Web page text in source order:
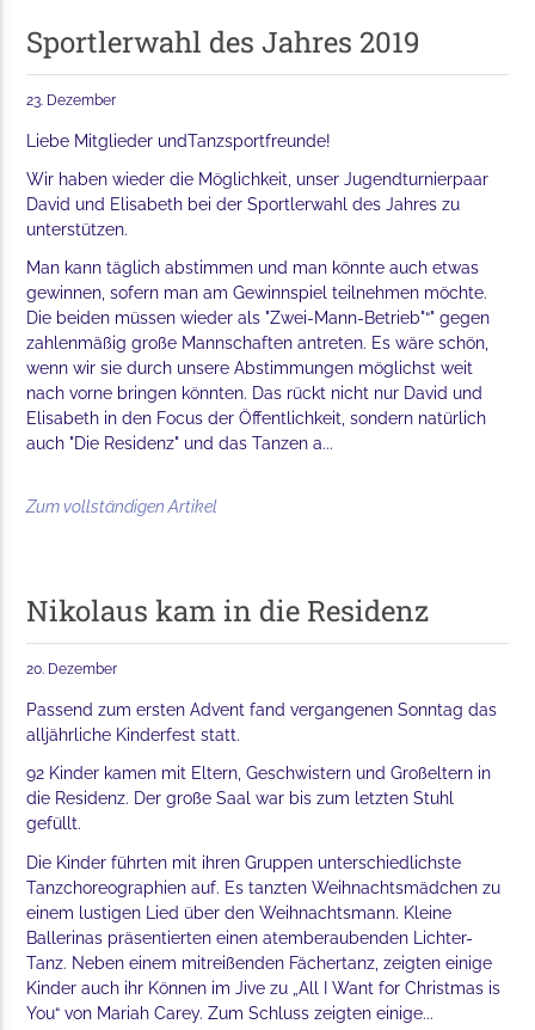
Sportlerwahl des Jahres 2019
23. Dezember
Liebe Mitglieder undTanzsportfreunde!
Wir haben wieder die Möglichkeit, unser Jugendturnierpaar
David und Elisabeth bei der Sportlerwahl des Jahres zu
unterstützen.
Man kann täglich abstimmen und man könnte auch etwas
gewinnen, sofern man am Gewinnspiel teilnehmen möchte.
Die beiden müssen wieder als "Zwei-Mann-Betrieb"“" gegen
zahlenmäßig große Mannschaften antreten. Es wäre schön,
wenn wir sie durch unsere Abstimmungen möglichst weit
nach vorne bringen könnten. Das rückt nicht nur David und
Elisabeth in den Focus der Öffentlichkeit, sondern natürlich
auch "Die Residenz" und das Tanzen a...
Zum vollständigen Artikel
Nikolaus kam in die Residenz
20. Dezember
Passend zum ersten Advent fand vergangenen Sonntag das
alljährliche Kinderfest statt.
92 Kinder kamen mit Eltern, Geschwistern und Großeltern in
die Residenz. Der große Saal war bis zum letzten Stuhl
gefüllt.
Die Kinder führten mit ihren Gruppen unterschiedlichste
Tanzchoreographien auf. Es tanzten Weihnachtsmädchen zu
einem lustigen Lied über den Weihnachtsmann. Kleine
Ballerinas präsentierten einen atemberaubenden Lichter-
Tanz. Neben einem mitreißenden Fächertanz, zeigten einige
Kinder auch ihr Können im Jive zu „All I Want for Christmas is
You“ von Mariah Carey. Zum Schluss zeigten einige...